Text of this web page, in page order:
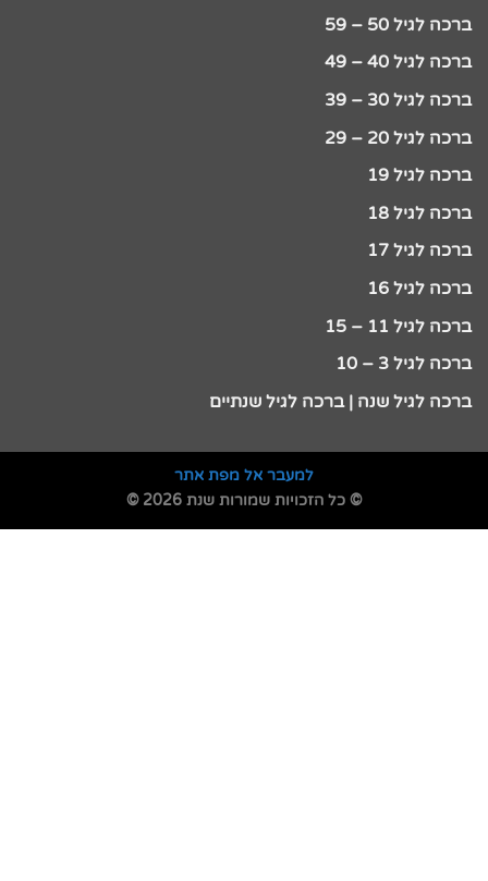
ברכה לגיל 50 – 59
ברכה לגיל 40 – 49
ברכה לגיל 30 – 39
ברכה לגיל 20 – 29
ברכה לגיל 19
ברכה לגיל 18
ברכה לגיל 17
ברכה לגיל 16
ברכה לגיל 11 – 15
ברכה לגיל 3 – 10
ברכה לגיל שנה | ברכה לגיל שנתיים
למעבר אל מפת אתר
© כל הזכויות שמורות שנת 2026 ©